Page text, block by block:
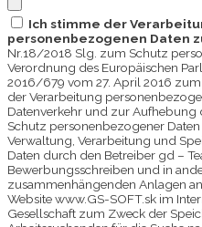
Ich stimme der
personenbezogenen Daten
Nr.18/2018 Slg. zum Schutz
Verordnung des Europäischen
2016/679 vom 27. April 2016
der Verarbeitung
Datenverkehr und zur
Schutz personenbezogener
Verwaltung, Verarbeitung und
Daten durch den Betreiber gd –
Bewerbungsschreiben und in
zusammenhängenden Anlagen
Website www.GS-SOFT.sk im
Gesellschaft zum Zweck der